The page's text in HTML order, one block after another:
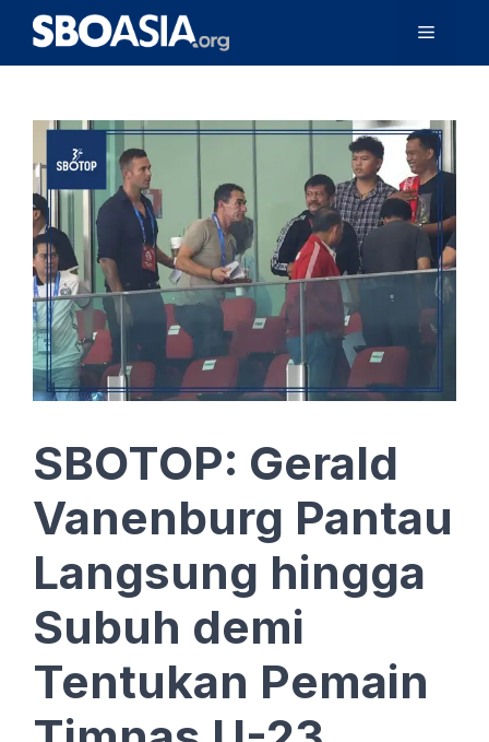
Langsung
isi
Menu
SBOTOP: Gerald
Vanenburg Pantau
Langsung hingga
Subuh demi
Tentukan Pemain